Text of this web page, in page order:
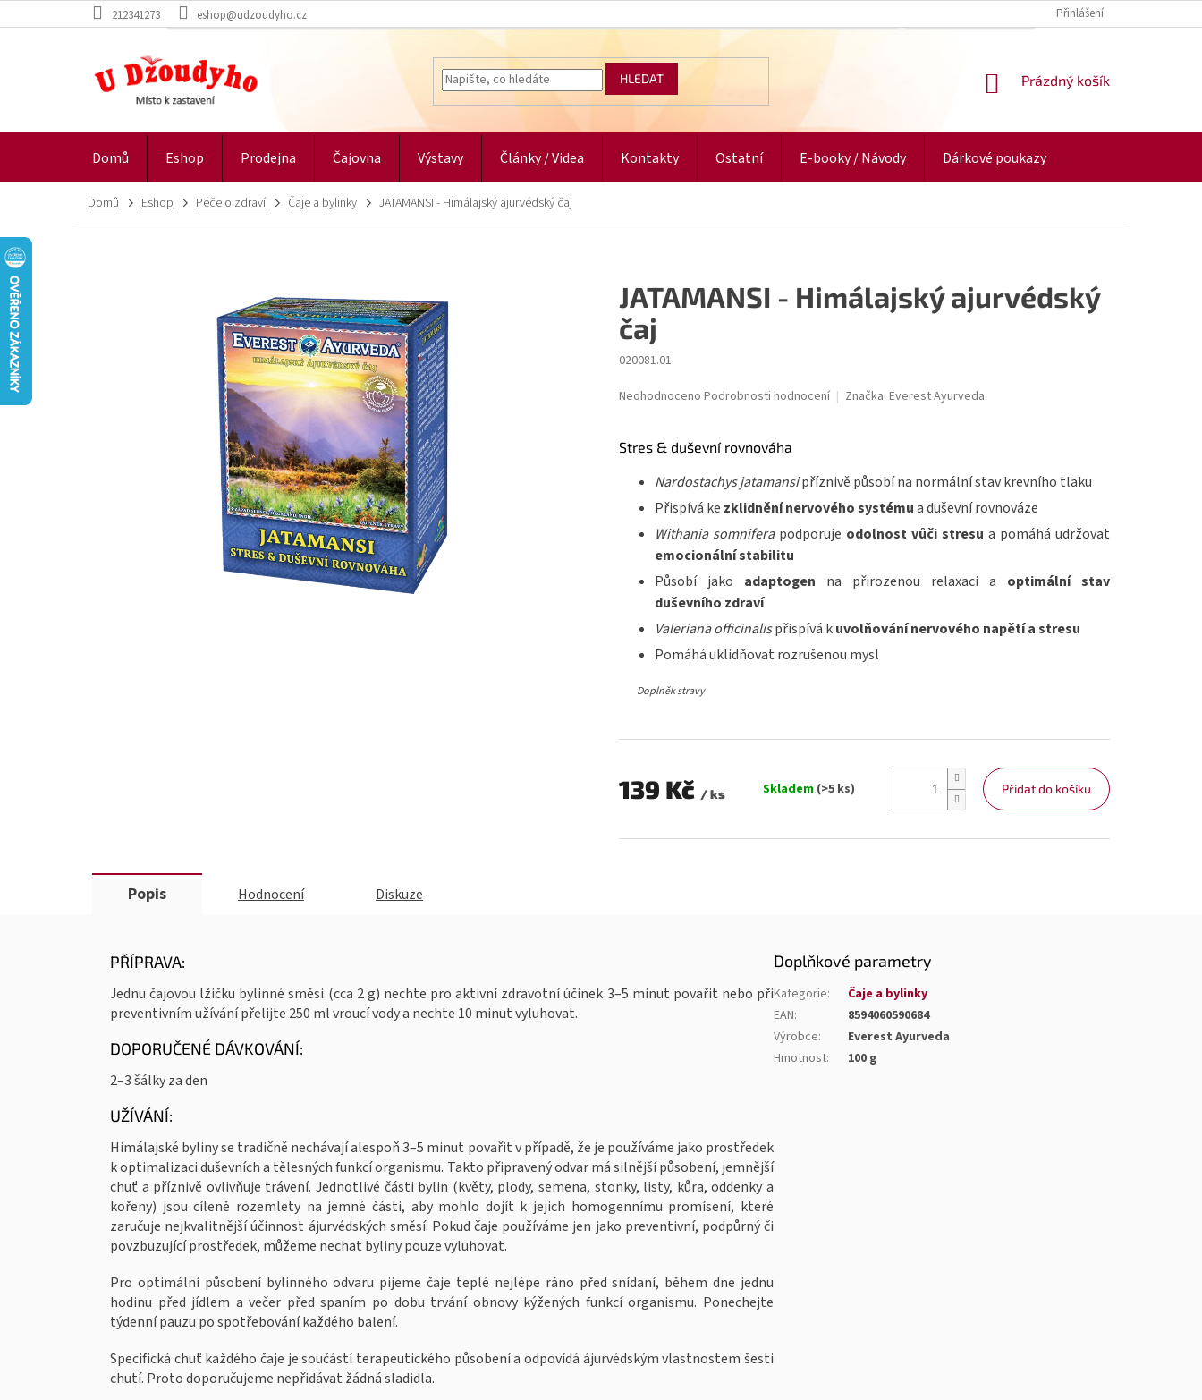
na
212341273 eshop@udzoudyho.cz Přihlášení
HLEDAT
NÁKUPNÍ
Prázdný košík
Domů Eshop Prodejna Čajovna Výstavy Články / Videa Kontakty Ostatní E-booky / Návody Dárkové poukazy
Domů Eshop Péče o zdraví Čaje a bylinky JATAMANSI - Himálajský ajurvédský čaj
Stres & duševní rovnováha
Nardostachys jatamansipříznivě působí na normální stav krevního tlaku
Přispívá ke zklidnění nervového systémua duševní rovnováze
Withania somniferapodporuje odolnost vůči stresu a pomáhá udržovat
emocionální stabilitu
Působí jako adaptogen na přirozenou relaxaci a optimální stav
duševního zdraví
Valeriana officinalispřispívá kuvolňování nervového napětí a stresu
Pomáhá uklidňovat rozrušenou mysl
Doplněk stravy
139 Kč / ks
Skladem (>5 ks) Přidat do košíku
JATAMANSI - Himálajský ajurvédský
čaj
020081.01
Průměrné
je
hvězdiček.
Neohodnoceno Podrobnosti hodnocení Značka: Everest Ayurveda
Popis Hodnocení Diskuze
PŘÍPRAVA:
Jednu čajovou lžičku bylinné směsi (cca 2 g) nechte pro aktivní zdravotní účinek 3–5 minut povařit nebo při
preventivním užívání přelijte 250 ml vroucí vody a nechte 10 minut vyluhovat.
DOPORUČENÉ DÁVKOVÁNÍ:
2–3 šálky za den
UŽÍVÁNÍ:
Himálajské byliny se tradičně nechávají alespoň 3–5 minut povařit v případě, že je používáme jako prostředek
k optimalizaci duševních a tělesných funkcí organismu. Takto připravený odvar má silnější působení, jemnější
chuť a příznivě ovlivňuje trávení. Jednotlivé části bylin (květy, plody, semena, stonky, listy, kůra, oddenky a
kořeny) jsou cíleně rozemlety na jemné části, aby mohlo dojít k jejich homogennímu promísení, které
zaručuje nejkvalitnější účinnost ájurvédských směsí. Pokud čaje používáme jen jako preventivní, podpůrný či
povzbuzující prostředek, můžeme nechat byliny pouze vyluhovat.
Pro optimální působení bylinného odvaru pijeme čaje teplé nejlépe ráno před snídaní, během dne jednu
hodinu před jídlem a večer před spaním po dobu trvání obnovy kýžených funkcí organismu. Ponechejte
týdenní pauzu po spotřebování každého balení.
Specifická chuť každého čaje je součástí terapeutického působení a odpovídá ájurvédským vlastnostem šesti
chutí. Proto doporučujeme nepřidávat žádná sladidla.
Doplňkové parametry
Kategorie:
Čaje a bylinky
EAN:
8594060590684
Výrobce:
Everest Ayurveda
Hmotnost: 100 g